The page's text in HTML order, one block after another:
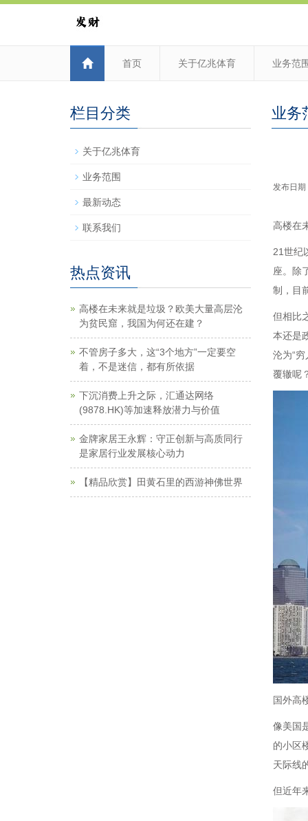
首页 关于亿兆体育 业务范
业务
发布日
高楼在
21世纪
座。除
制，目
但相比
本还是
沦为“
覆辙呢
国外高
像美国
的小区
天际线
但近年
栏目分类
关于亿兆体育
业务范围
最新动态
联系我们
热点资讯
高楼在未来就是垃圾？欧美大量高层沦
为贫民窟，我国为何还在建？
不管房子多大，这“3个地方”一定要空
着，不是迷信，都有所依据
下沉消费上升之际，汇通达网络
(9878.HK)等加速释放潜力与价值
金牌家居王永辉：守正创新与高质同行
是家居行业发展核心动力
【精品欣赏】田黄石里的西游神佛世界